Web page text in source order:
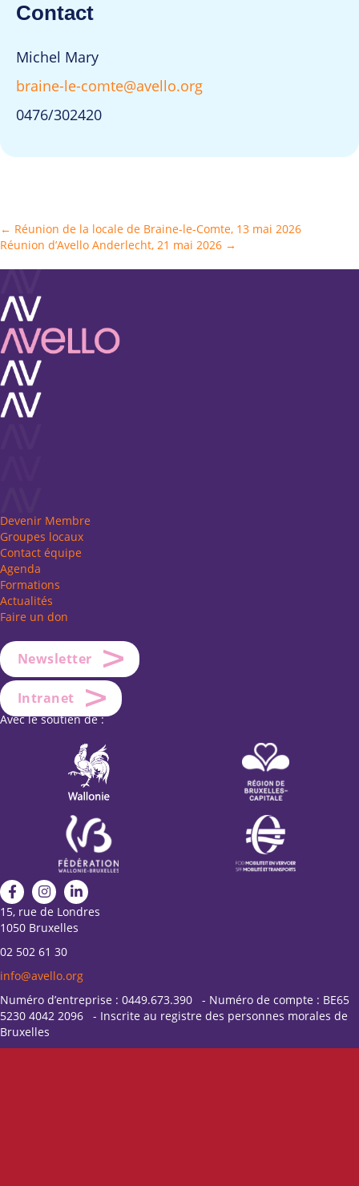
Contact
Michel Mary
braine-le-comte@avello.org
0476/302420
Posts
← Réunion de la locale de Braine-le-Comte, 13 mai 2026
Réunion d’Avello Anderlecht, 21 mai 2026 →
Devenir Membre
Groupes locaux
Contact équipe
Agenda
Formations
Actualités
Faire un don
Newsletter
Intranet
Avec le soutien de :
15, rue de Londres
1050 Bruxelles
02 502 61 30
info@avello.org
Numéro d’entreprise : 0449.673.390 - Numéro de compte : BE65
5230 4042 2096 - Inscrite au registre des personnes morales de
Bruxelles